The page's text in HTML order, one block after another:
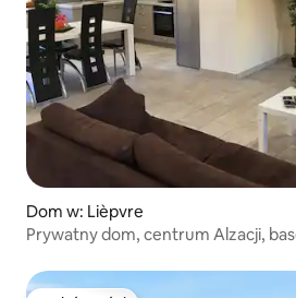
Dom w: Lièpvre
Prywatny dom, centrum Alzacji,